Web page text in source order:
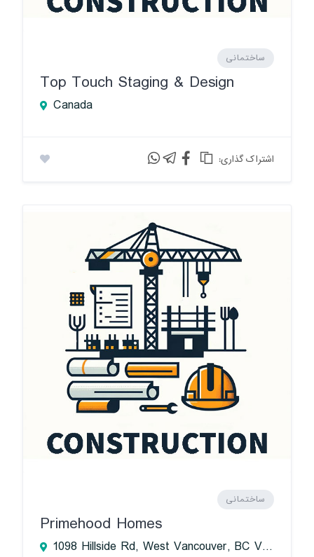
ساختمانی
Top Touch Staging & Design
Canada
:اشتراک گذاری
ساختمانی
Primehood Homes
1098 Hillside Rd, West Vancouver, BC V7S 2E9, Canada